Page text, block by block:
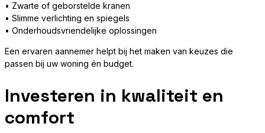
• Zwarte of geborstelde kranen
• Slimme verlichting en spiegels
• Onderhoudsvriendelijke oplossingen
Een ervaren aannemer helpt bij het maken van keuzes die
passen bij uw woning én budget.
Investeren in kwaliteit en
comfort